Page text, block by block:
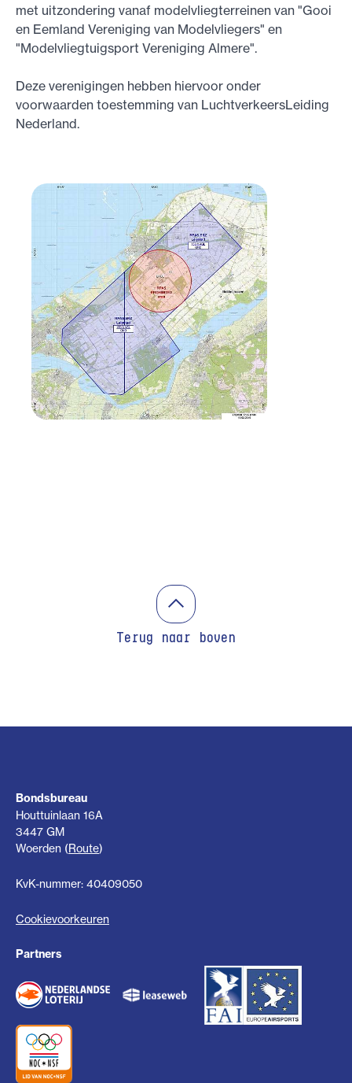
met uitzondering vanaf modelvliegterreinen van "Gooi
en Eemland Vereniging van Modelvliegers" en
"Modelvliegtuigsport Vereniging Almere".
Deze verenigingen hebben hiervoor onder
voorwaarden toestemming van LuchtverkeersLeiding
Nederland.
Terug naar boven
Bondsbureau
Houttuinlaan 16A
3447 GM
Woerden (Route)
KvK-nummer: 40409050
Cookievoorkeuren
Partners